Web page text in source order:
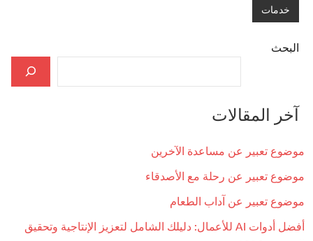
خدمات
البحث
آخر المقالات
موضوع تعبير عن مساعدة الآخرين
موضوع تعبير عن رحلة مع الأصدقاء
موضوع تعبير عن آداب الطعام
أفضل أدوات AI للأعمال: دليلك الشامل لتعزيز الإنتاجية وتحقيق